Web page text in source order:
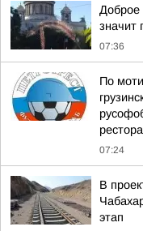
Доброе
значит
07:36
По
07:24
В
этап